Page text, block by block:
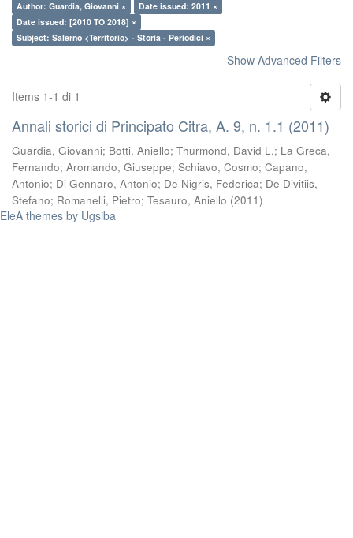
Author: Guardia, Giovanni ×
Date issued: 2011 ×
Date issued: [2010 TO 2018] ×
Subject: Salerno <Territorio> - Storia - Periodici ×
Show Advanced Filters
Items 1-1 di 1
Annali storici di Principato Citra, A. 9, n. 1.1 (2011)
Guardia, Giovanni; Botti, Aniello; Thurmond, David L.; La Greca,
Fernando; Aromando, Giuseppe; Schiavo, Cosmo; Capano,
Antonio; Di Gennaro, Antonio; De Nigris, Federica; De Divitiis,
Stefano; Romanelli, Pietro; Tesauro, Aniello (2011)
EleA themes by Ugsiba